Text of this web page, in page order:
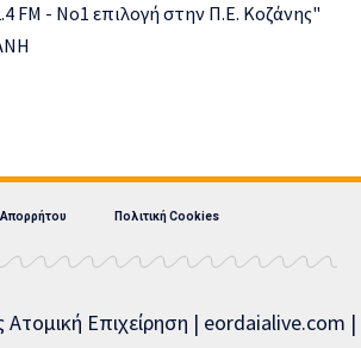
Απορρήτου Πολιτική Cookies
Ατομική Επιχείρηση | eordaialive.com |